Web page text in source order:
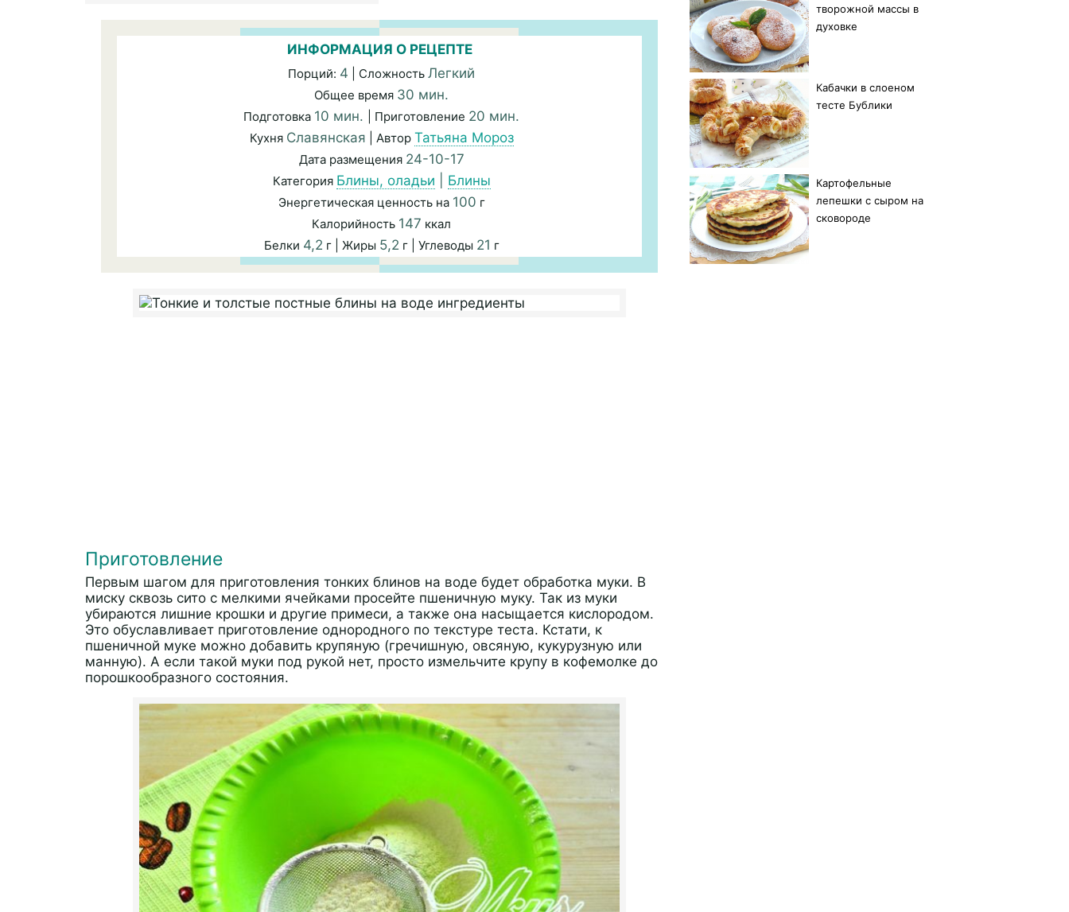
ИНФОРМАЦИЯ О РЕЦЕПТЕ
Порций: 4 | Сложность Легкий
Общее время 30 мин.
Подготовка 10 мин. | Приготовление 20 мин.
Кухня Славянская | Автор Татьяна Мороз
Дата размещения 24-10-17
Категория Блины, оладьи Блины
Энергетическая ценность на 100 г
Калорийность 147 ккал
Белки 4,2 г | Жиры 5,2 г | Углеводы 21 г
Приготовление
Первым шагом для приготовления тонких блинов на воде будет обработка муки. В
миску сквозь сито с мелкими ячейками просейте пшеничную муку. Так из муки
убираются лишние крошки и другие примеси, а также она насыщается кислородом.
Это обуславливает приготовление однородного по текстуре теста. Кстати, к
пшеничной муке можно добавить крупяную (гречишную, овсяную, кукурузную или
манную). А если такой муки под рукой нет, просто измельчите крупу в кофемолке до
порошкообразного состояния.
творожной массы в
духовке
Кабачки в слоеном
тесте Бублики
Картофельные
лепешки с сыром на
сковороде